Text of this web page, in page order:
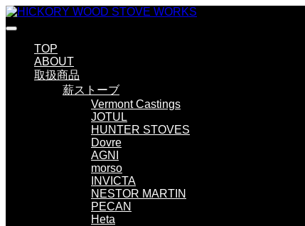
TOP
ABOUT
取扱商品
薪ストーブ
Vermont Castings
JOTUL
HUNTER STOVES
Dovre
AGNI
morso
INVICTA
NESTOR MARTIN
PECAN
Heta